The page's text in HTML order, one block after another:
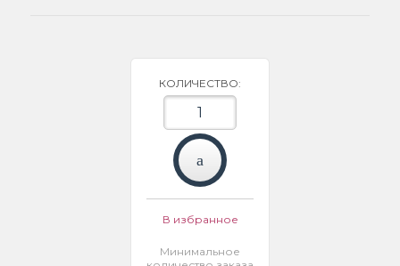
КОЛИЧЕСТВО:
В избранное
Минимальное